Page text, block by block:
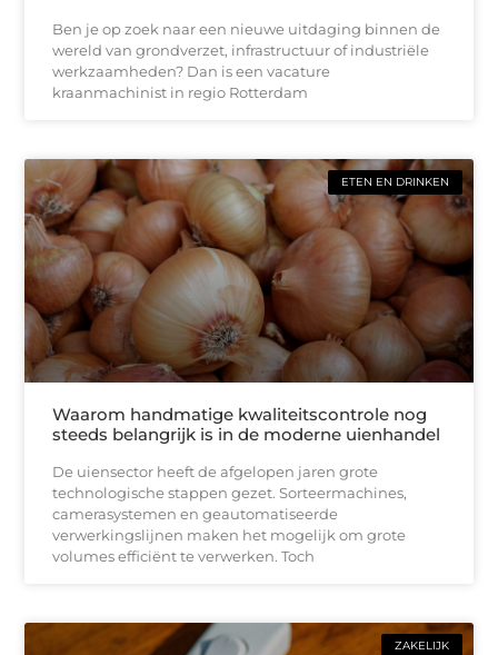
Ben je op zoek naar een nieuwe uitdaging binnen de
wereld van grondverzet, infrastructuur of industriële
werkzaamheden? Dan is een vacature
kraanmachinist in regio Rotterdam
ETEN EN DRINKEN
Waarom handmatige kwaliteitscontrole nog
steeds belangrijk is in de moderne uienhandel
De uiensector heeft de afgelopen jaren grote
technologische stappen gezet. Sorteermachines,
camerasystemen en geautomatiseerde
verwerkingslijnen maken het mogelijk om grote
volumes efficiënt te verwerken. Toch
ZAKELIJK